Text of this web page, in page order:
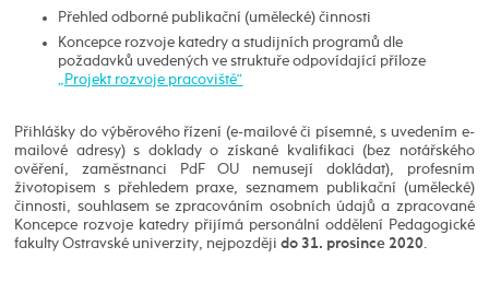
Přehled odborné publikační (umělecké) činnosti
Koncepce rozvoje katedry a studijních programů dle
požadavků uvedených ve struktuře odpovídající příloze
„Projekt rozvoje pracoviště“
Přihlášky do výběrového řízení (e-mailové či písemné, s uvedením e-
mailové adresy) s doklady o získané kvalifikaci (bez notářského
ověření, zaměstnanci PdF OU nemusejí dokládat), profesním
životopisem s přehledem praxe, seznamem publikační (umělecké)
činnosti, souhlasem se zpracováním osobních údajů a zpracované
Koncepce rozvoje katedry přijímá personální oddělení Pedagogické
fakulty Ostravské univerzity, nejpozdějido 31. prosince 2020.